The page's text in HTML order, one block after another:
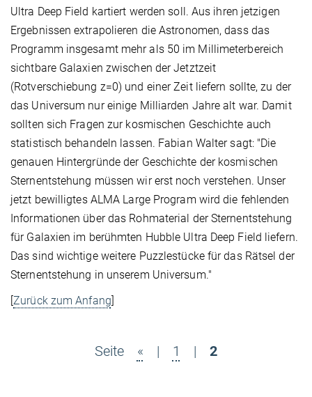
Ultra Deep Field kartiert werden soll. Aus ihren jetzigen
Ergebnissen extrapolieren die Astronomen, dass das
Programm insgesamt mehr als 50 im Millimeterbereich
sichtbare Galaxien zwischen der Jetztzeit
(Rotverschiebung z=0) und einer Zeit liefern sollte, zu der
das Universum nur einige Milliarden Jahre alt war. Damit
sollten sich Fragen zur kosmischen Geschichte auch
statistisch behandeln lassen. Fabian Walter sagt: "Die
genauen Hintergründe der Geschichte der kosmischen
Sternentstehung müssen wir erst noch verstehen. Unser
jetzt bewilligtes ALMA Large Program wird die fehlenden
Informationen über das Rohmaterial der Sternentstehung
für Galaxien im berühmten Hubble Ultra Deep Field liefern.
Das sind wichtige weitere Puzzlestücke für das Rätsel der
Sternentstehung in unserem Universum."
[Zurück zum Anfang]
Seite « | 1 | 2